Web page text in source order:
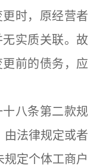
时，原经营者
实质关联。故
前的债务，应
八条第二款规
由法律规定或者
规定个体工商户